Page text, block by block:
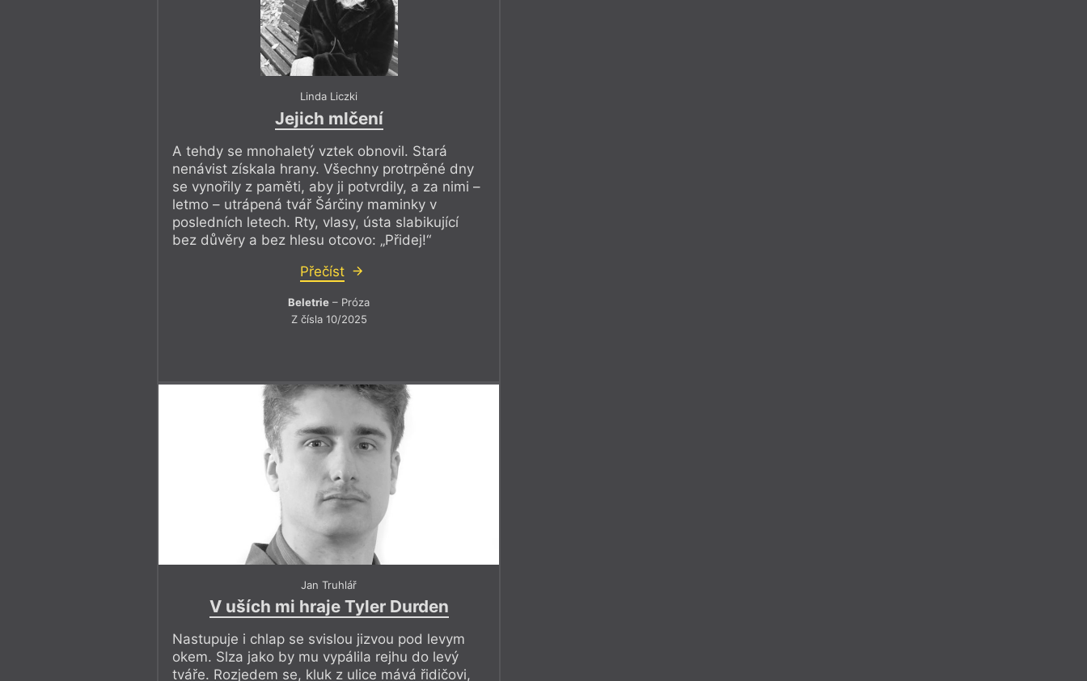
Linda Liczki
Jejich mlčení
A tehdy se mnohaletý vztek obnovil. Stará
nenávist získala hrany. Všechny protrpěné dny
se vynořily z paměti, aby ji potvrdily, a za nimi –
letmo – utrápená tvář Šárčiny maminky v
posledních letech. Rty, vlasy, ústa slabikující
bez důvěry a bez hlesu otcovo: „Přidej!“
Přečíst
Beletrie – Próza
Z čísla 10/2025
Jan Truhlář
V uších mi hraje Tyler Durden
Nastupuje i chlap se svislou jizvou pod levym
okem. Slza jako by mu vypálila rejhu do levý
tváře. Rozjedem se, kluk z ulice mává řidičovi,